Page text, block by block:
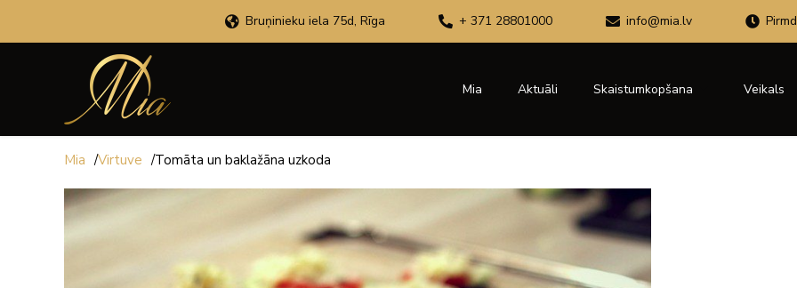
Bruņinieku iela 75d, Rīga + 371 28801000 info@mia.lv
Mia Aktuāli Skaistumkopšana Veikals
Mia /Virtuve /Tomāta un baklažāna uzkoda